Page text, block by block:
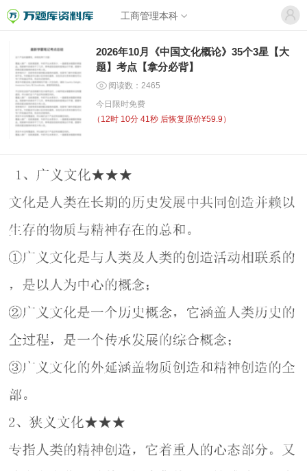
工商管理本科
2026年10月《中国文化概论》35个3星【大
题】考点【拿分必背】
阅读数：2465
今日限时免费
（ 12时 10分 41秒 后恢复原价¥59.9）